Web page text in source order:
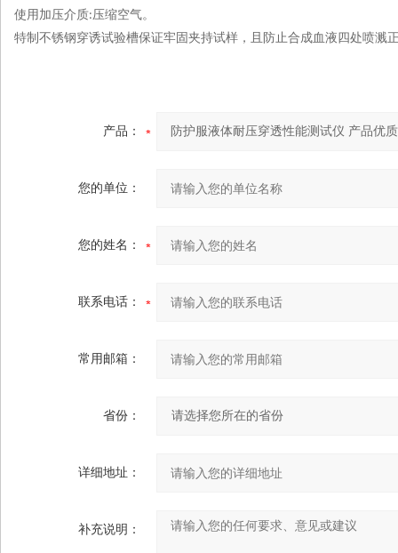
使用加压介质:压缩空气。
特制不锈钢穿诱试验槽保证牢固夹持试样，且防止合成血液四处喷溅
产品：
您的单位：
您的姓名：
联系电话：
常用邮箱：
省份：
详细地址：
补充说明：